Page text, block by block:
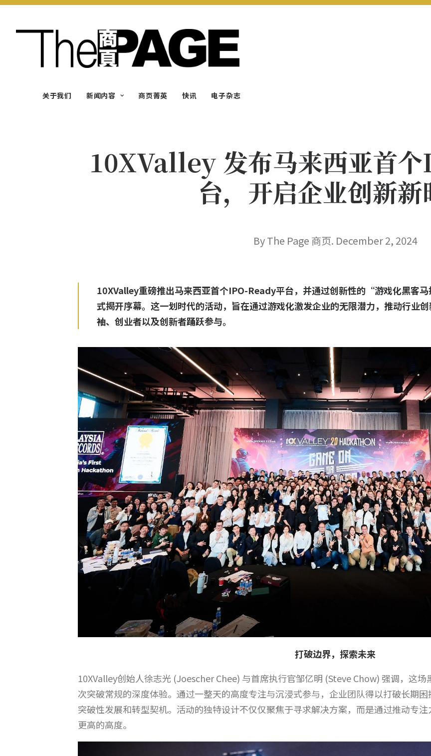
关于我们 新闻内容 商页菁英 快讯 电子杂志
10XValley 发布马来西亚首
台，开启企业创新新
By The Page 商页. December 2, 2024
10XValley重磅推出马来西亚首个IPO-Ready平台，并通过创新性的“游戏化黑
式揭开序幕。这一划时代的活动，旨在通过游戏化激发企业的无限潜力，推动行业
袖、创业者以及创新者踊跃参与。
打破边界，探索未来
10XValley创始人徐志光 (Joescher Chee) 与首席执行官邹亿明 (Steve Chow) 强调，这
次突破常规的深度体验。通过一整天的高度专注与沉浸式参与，企业团队得以打破长期
突破性发展和转型契机。活动的独特设计不仅仅聚焦于寻求解决方案，而是通过推动专
更高的高度。